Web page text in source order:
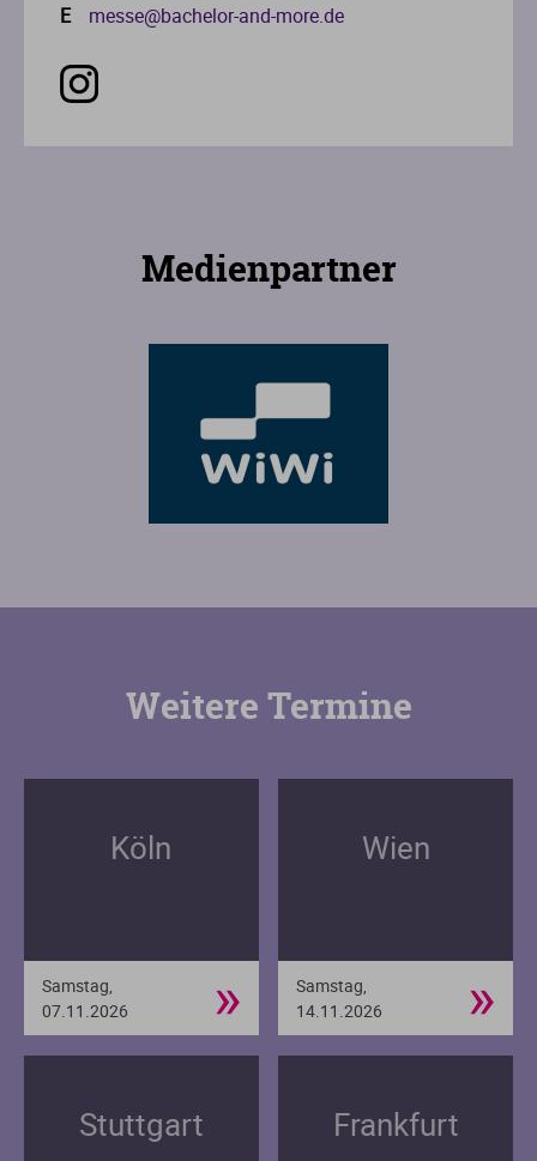
E
messe@bachelor-and-more.de
Medienpartner
Weitere Termine
Köln
Samstag,
07.11.2026
»
Wien
Samstag,
14.11.2026
»
Stuttgart Frankfurt